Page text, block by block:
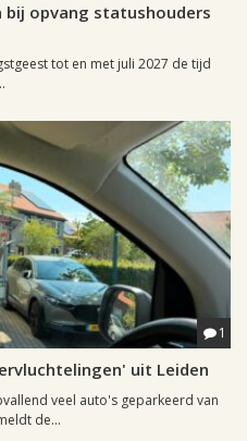
opvang statushouders
tot en met juli 2027 de tijd
1
uit Leiden
veel auto's geparkeerd van
de...